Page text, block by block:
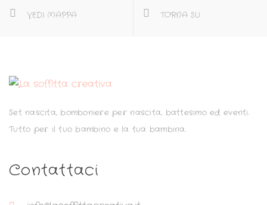
VEDI MAPPA TORNA SU
Set nascita, bomboniere per nascita, battesimo ed eventi.
Tutto per il tuo bambino e la tua bambina.
Contattaci